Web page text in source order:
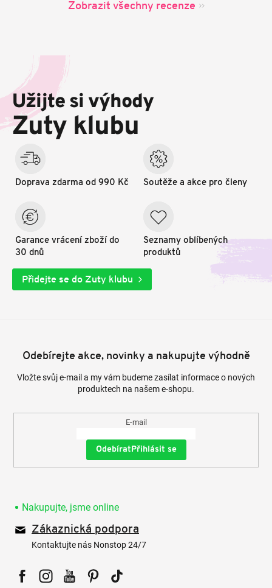
Zobrazit všechny recenze
a
í
Užijte si výhody
Zuty klubu
Doprava zdarma od 990 Kč
Garance vrácení zboží do
30 dnů
Soutěže a akce pro členy
Seznamy oblíbených
produktů
Přidejte se do Zuty klubu
Odebírejte akce, novinky a nakupujte výhodně
Vložte svůj e-mail a my vám budeme zasílat informace o nových
produktech na našem e-shopu.
E-mail
Přihlásit se
Nakupujte, jsme online
Zákaznická podpora
Kontaktujte nás Nonstop 24/7